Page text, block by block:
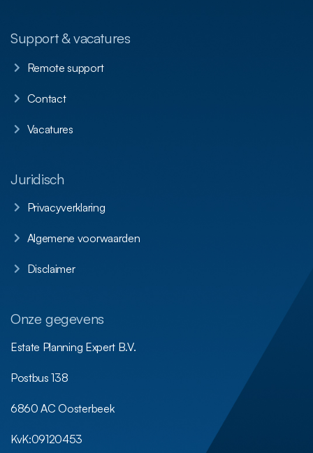
Support & vacatures
Remote support
Contact
Vacatures
Juridisch
Privacyverklaring
Algemene voorwaarden
Disclaimer
Onze gegevens
Estate Planning Expert B.V.
Postbus 138
6860 AC Oosterbeek
KvK:09120453